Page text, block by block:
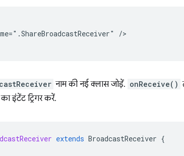
/>
नाम की नई क्लास जोड़ें. onReceive()
इंटेंट ट्रिगर करें.
extends BroadcastReceiver {